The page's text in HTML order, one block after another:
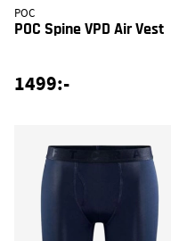
POC
POC Spine VPD Air Vest
1499:-